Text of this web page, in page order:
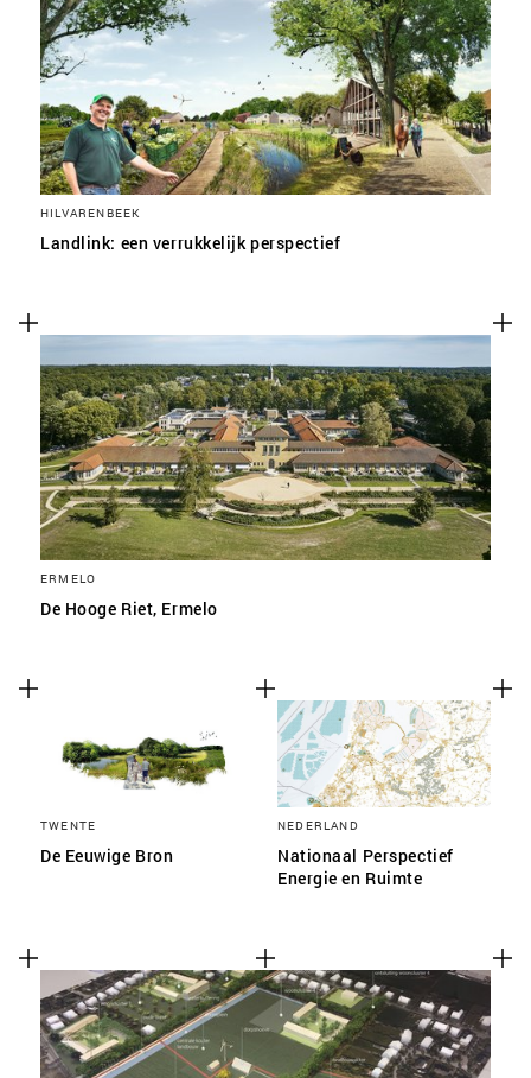
HILVARENBEEK
Landlink: een verrukkelijk perspectief
ERMELO
De Hooge Riet, Ermelo
TWENTE
De Eeuwige Bron
NEDERLAND
Nationaal Perspectief
Energie en Ruimte
SLA VOORKEUREN OP